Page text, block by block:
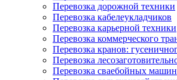
Перевозка дорожной техники
Перевозка кабелеукладчиков
Перевозка карьерной техники
Перевозка коммерческого
Перевозка кранов:
Перевозка
Перевозка сваебойных машин